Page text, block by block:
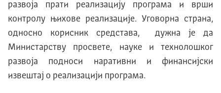
развоја прати реализацију програма и врши
контролу њихове реализације. Уговорна страна,
односно корисник средстава, дужна је да
Министарству просвете, науке и технолошког
развоја подноси наративни и финансијски
извештај о реализацији програма.